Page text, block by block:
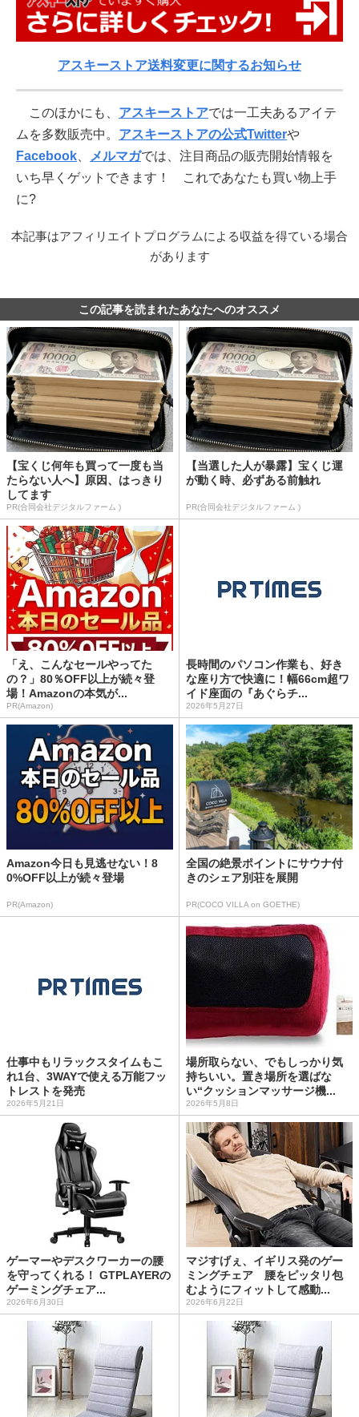
アスキーストア送料変更に関するお知らせ
このほかにも、 アスキーストアでは一工夫あるアイテ
ムを多数販売中。 アスキーストアの公式Twitterや
Facebook
メルマガでは、注目商品の販売開始情報を
いち早くゲットできます！ これであなたも買い物上手
に?
本記事はアフィリエイトプログラムによる収益を得ている場合
があります
この記事を読まれたあなたへのオススメ
【宝くじ何年も買って一度も当
たらない人へ】原因、はっきり
してます
PR(合同会社デジタルファーム )
【当選した人が暴露】宝くじ運
が動く時、必ずある前触れ
PR(合同会社デジタルファーム )
「え、こんなセールやってた
の？」80％OFF以上が続々登
場！Amazonの本気が...
PR(Amazon)
長時間のパソコン作業も、好き
な座り方で快適に！幅66cm超ワ
イド座面の『あぐらチ...
2026年5月27日
Amazon今日も見逃せない！8
0%OFF以上が続々登場
PR(Amazon)
全国の絶景ポイントにサウナ付
きのシェア別荘を展開
PR(COCO VILLA on GOETHE)
仕事中もリラックスタイムもこ
れ1台、3WAYで使える万能フッ
トレストを発売
2026年5月21日
場所取らない、でもしっかり気
持ちいい。置き場所を選ばな
い“クッションマッサージ機...
2026年5月8日
ゲーマーやデスクワーカーの腰
を守ってくれる！ GTPLAYERの
ゲーミングチェア...
2026年6月30日
マジすげぇ、イギリス発のゲー
ミングチェア 腰をピッタリ包
むようにフィットして感動...
2026年6月22日